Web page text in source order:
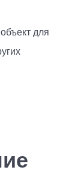
для